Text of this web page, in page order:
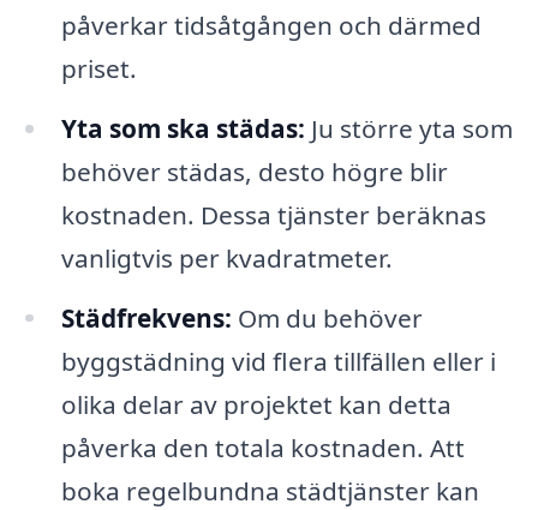
påverkar tidsåtgången och därmed
priset.
Yta som ska städas: Ju större yta som
behöver städas, desto högre blir
kostnaden. Dessa tjänster beräknas
vanligtvis per kvadratmeter.
Städfrekvens: Om du behöver
byggstädning vid flera tillfällen eller i
olika delar av projektet kan detta
påverka den totala kostnaden. Att
boka regelbundna städtjänster kan